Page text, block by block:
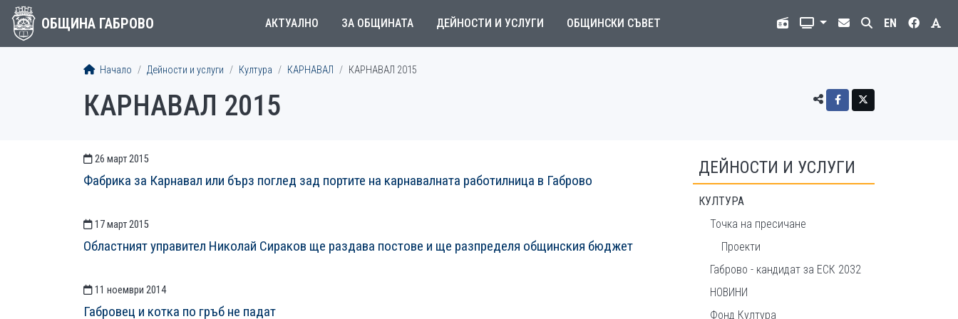
ОБЩИНА ГАБРОВО АКТУАЛНО ЗА ОБЩИНАТА ДЕЙНОСТИ И УСЛУГИ ОБЩИНСКИ СЪВЕТ EN
Начало Дейности и услуги Култура КАРНАВАЛ КАРНАВАЛ 2015
КАРНАВАЛ 2015
СТАТИИСТАТИИ
26 март 2015
Фабрика за Карнавал или бърз поглед зад портите на карнавалната работилница в Габрово
17 март 2015
Областният управител Николай Сираков ще раздава постове и ще разпределя общинския бюджет
11 ноември 2014
Габровец и котка по гръб не падат
ДЕЙНОСТИ И УСЛУГИ
КУЛТУРА
Точка на пресичане
Проекти
Габрово - кандидат за ЕСК 2032
НОВИНИ
Фонд Култура